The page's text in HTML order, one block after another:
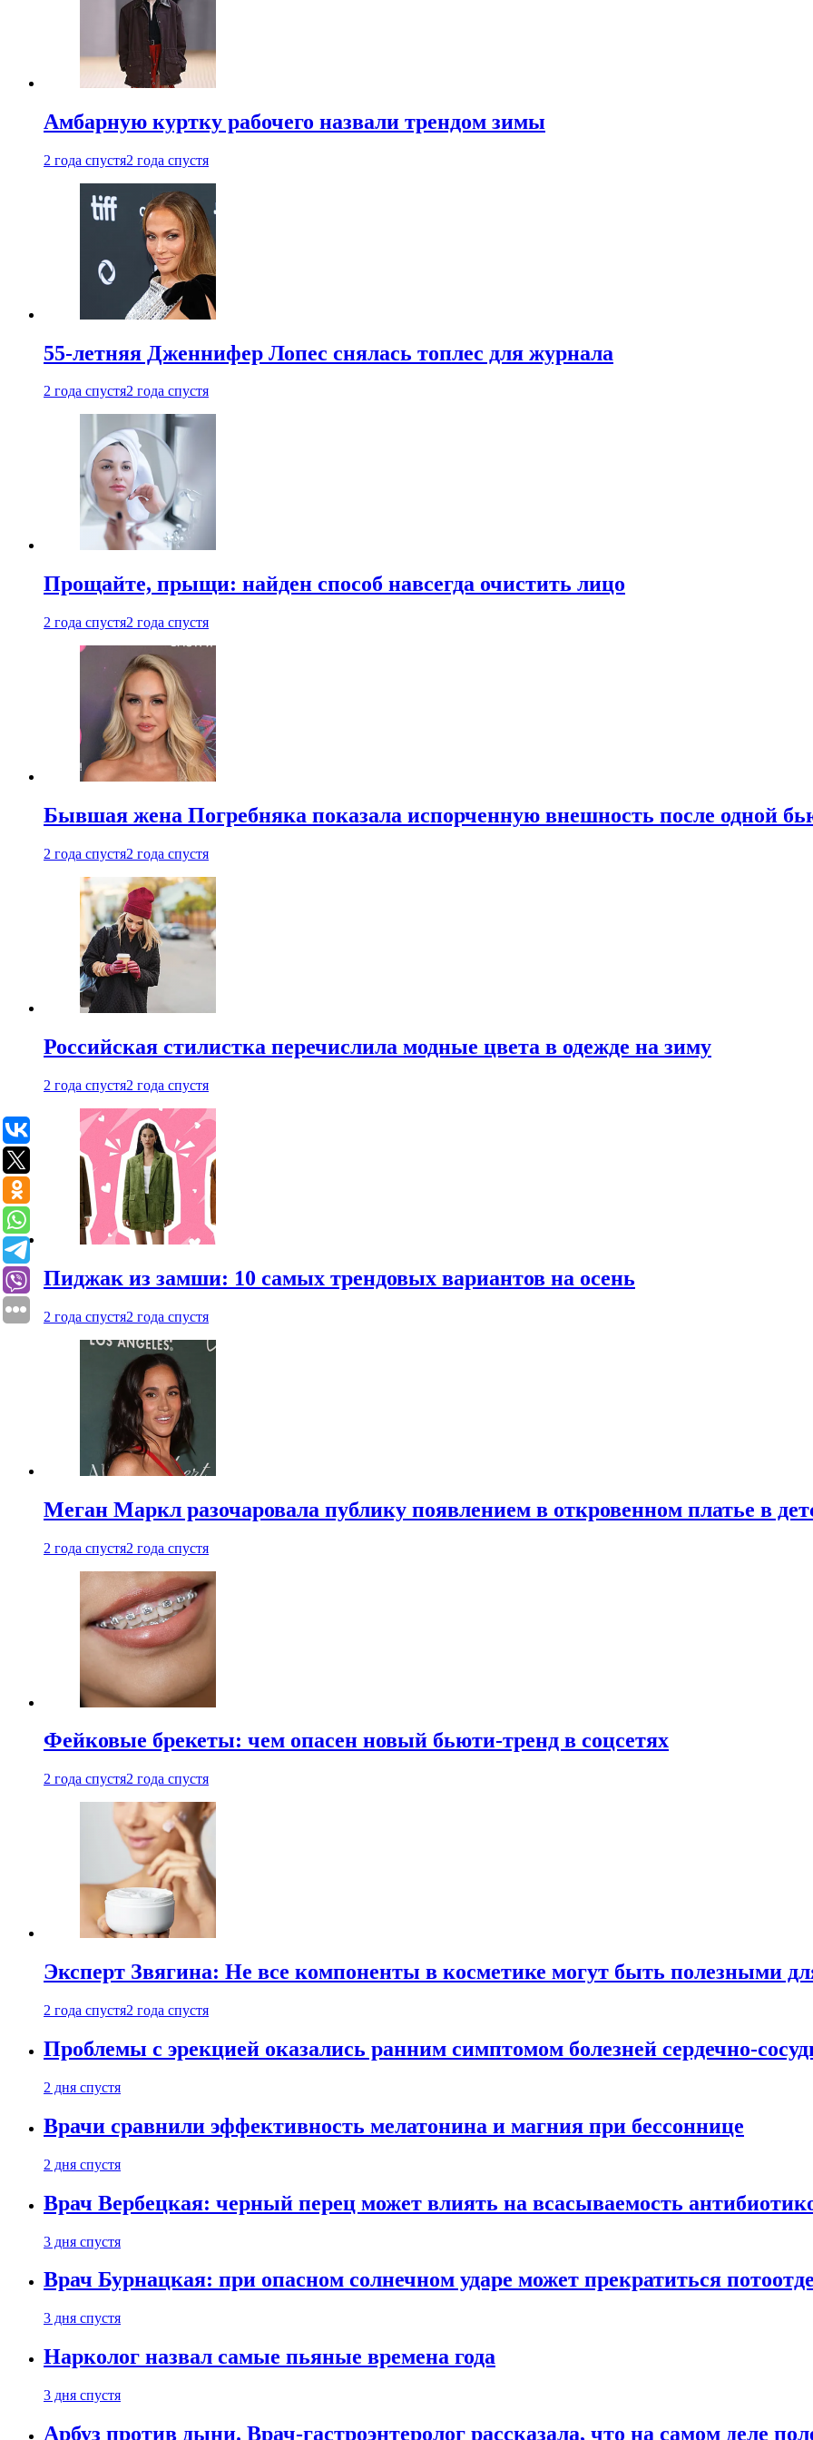
Амбарную куртку рабочего назвали трендом зимы
2 года спустя2 года спустя
55-летняя Дженнифер Лопес снялась топлес для журнала
2 года спустя2 года спустя
Прощайте, прыщи: найден способ навсегда очистить лицо
2 года спустя2 года спустя
Бывшая жена Погребняка показала испорченную внешность после одной
2 года спустя2 года спустя
Российская стилистка перечислила модные цвета в одежде на зиму
2 года спустя2 года спустя
Пиджак из замши: 10 самых трендовых вариантов на осень
2 года спустя2 года спустя
Меган Маркл разочаровала публику появлением в откровенном платье в
2 года спустя2 года спустя
Фейковые брекеты: чем опасен новый бьюти-тренд в соцсетях
2 года спустя2 года спустя
Эксперт Звягина: Не все компоненты в косметике могут быть полезными
2 года спустя2 года спустя
Проблемы с эрекцией оказались ранним симптомом болезней сердечно-
2 дня спустя
Врачи сравнили эффективность мелатонина и магния при бессоннице
2 дня спустя
Врач Вербецкая: черный перец может влиять на всасываемость
3 дня спустя
Врач Бурнацкая: при опасном солнечном ударе может прекратиться
3 дня спустя
Нарколог назвал самые пьяные времена года
3 дня спустя
Арбуз против дыни. Врач-гастроэнтеролог рассказала, что на самом деле